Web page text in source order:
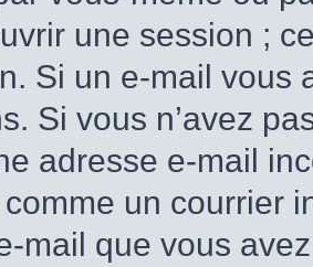
une session ;
Si un e-mail
Si vous n’avez
adresse e-mail
un courrier
mail que vous